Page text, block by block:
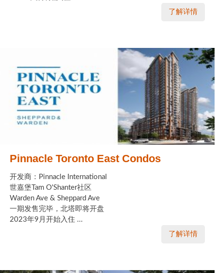
了解详情
Pinnacle Toronto East Condos
开发商：Pinnacle International
世嘉堡Tam O'Shanter社区
Warden Ave & Sheppard Ave
一期发售完毕，北塔即将开盘
2023年9月开始入住 ...
了解详情